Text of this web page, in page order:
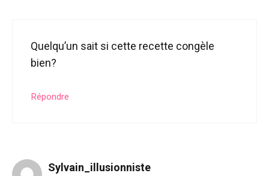
Quelqu’un sait si cette recette congèle
bien?
Répondre
Sylvain_illusionniste